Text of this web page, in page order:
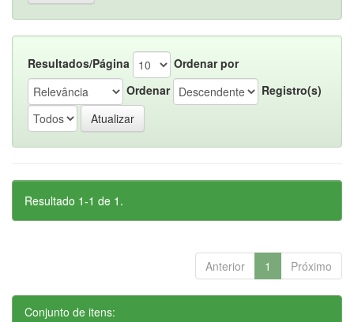
Resultados/Página
Ordenar por
Ordenar
Registro(s)
Resultado 1-1 de 1.
Anterior 1 Próximo
Conjunto de itens: